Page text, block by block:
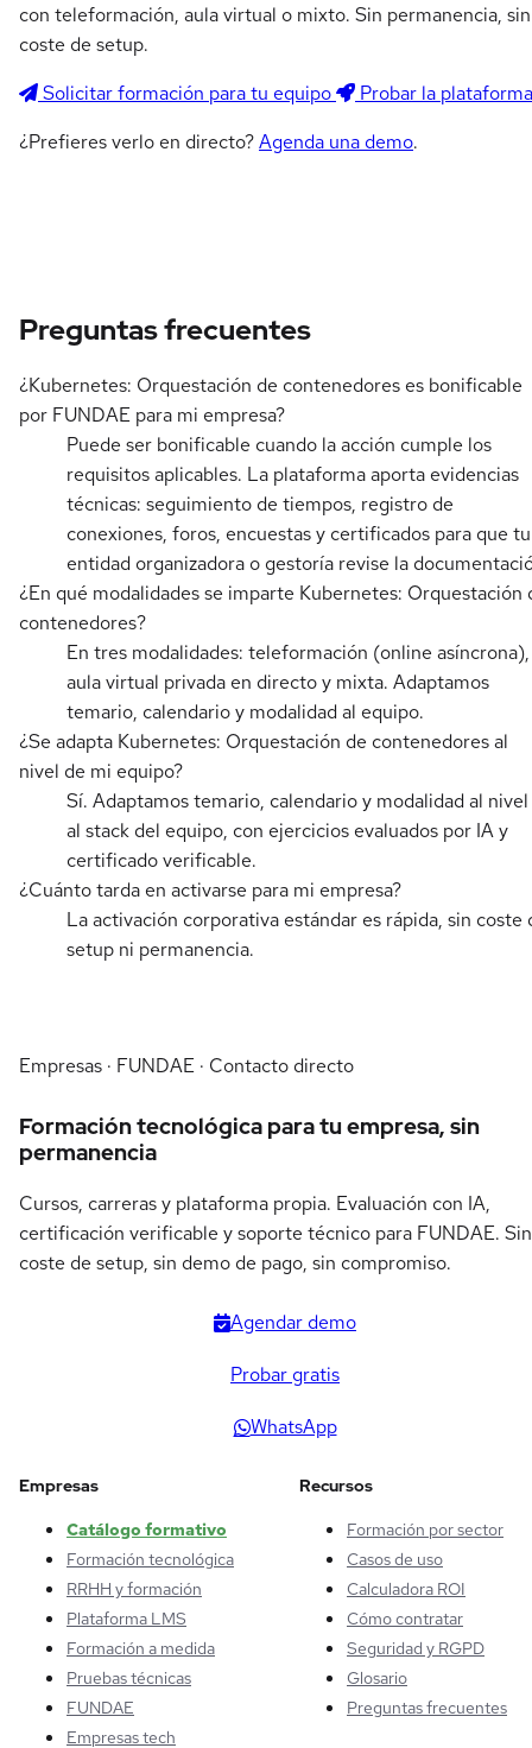
con teleformación, aula virtual o mixto. Sin permanencia, sin
coste de setup.
Solicitar formación para tu equipo
Probar la plataforma
¿Prefieres verlo en directo?Agenda una demo.
Preguntas frecuentes
¿Kubernetes: Orquestación de contenedores es bonificable
por FUNDAE para mi empresa?
Puede ser bonificable cuando la acción cumple los
requisitos aplicables. La plataforma aporta evidencias
técnicas: seguimiento de tiempos, registro de
conexiones, foros, encuestas y certificados para que tu
entidad organizadora o gestoría revise la
¿En qué modalidades se imparte Kubernetes: Orquestación
contenedores?
En tres modalidades: teleformación (online asíncrona),
aula virtual privada en directo y mixta. Adaptamos
temario, calendario y modalidad al equipo.
¿Se adapta Kubernetes: Orquestación de contenedores al
nivel de mi equipo?
Sí. Adaptamos temario, calendario y modalidad al
al stack del equipo, con ejercicios evaluados por IA y
certificado verificable.
¿Cuánto tarda en activarse para mi empresa?
La activación corporativa estándar es rápida, sin coste
setup ni permanencia.
Empresas · FUNDAE · Contacto directo
Formación tecnológica para tu empresa, sin
permanencia
Cursos, carreras y plataforma propia. Evaluación con IA,
certificación verificable y soporte técnico para FUNDAE. Sin
coste de setup, sin demo de pago, sin compromiso.
Agendar demo
Probar gratis
WhatsApp
Empresas
Catálogo formativo
Formación tecnológica
RRHH y formación
Plataforma LMS
Formación a medida
Pruebas técnicas
FUNDAE
Empresas tech
Recursos
Formación por sector
Casos de uso
Calculadora ROI
Cómo contratar
Seguridad y RGPD
Glosario
Preguntas frecuentes